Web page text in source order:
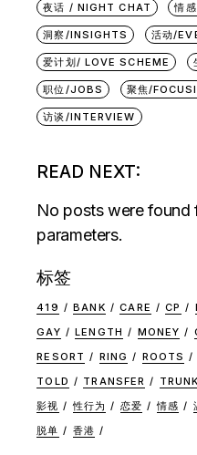
夜话 / NIGHT CHAT 情
洞察/INSIGHTS 活动/
爱计划/ LOVE SCHEME
职位/JOBS 聚焦/
访谈/INTERVIEW
READ NEXT:
No posts were found
parameters.
标签
419 BANK CARE CP
GAY
LENGTH MONEY
RESORT
RING ROOTS
TOLD
TRANSFER TRUNK
影视
性行为 恋爱 情感
脱单
香港